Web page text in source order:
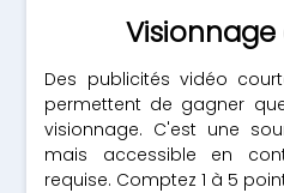
Des publicités vidéo
permettent de gagner
visionnage. C'est une
mais accessible en
requise. Comptez 1 à 5